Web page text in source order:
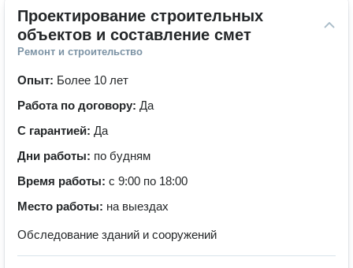
Проектирование строительных
объектов и составление смет
Ремонт и строительство
Опыт: Более 10 лет
Работа по договору: Да
С гарантией: Да
Дни работы: по будням
Время работы: с 9:00 по 18:00
Место работы: на выездах
Обследование зданий и сооружений